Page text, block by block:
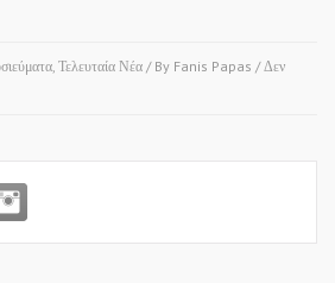
Τελευταία Νέα / By Fanis Papas / Δεν